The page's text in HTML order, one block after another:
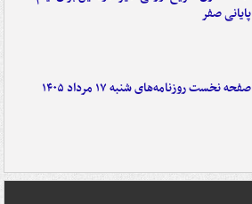
پایانی صفر
صفحه نخست روزنامه‌های شنبه ۱۷ مرداد ۱۴۰۵